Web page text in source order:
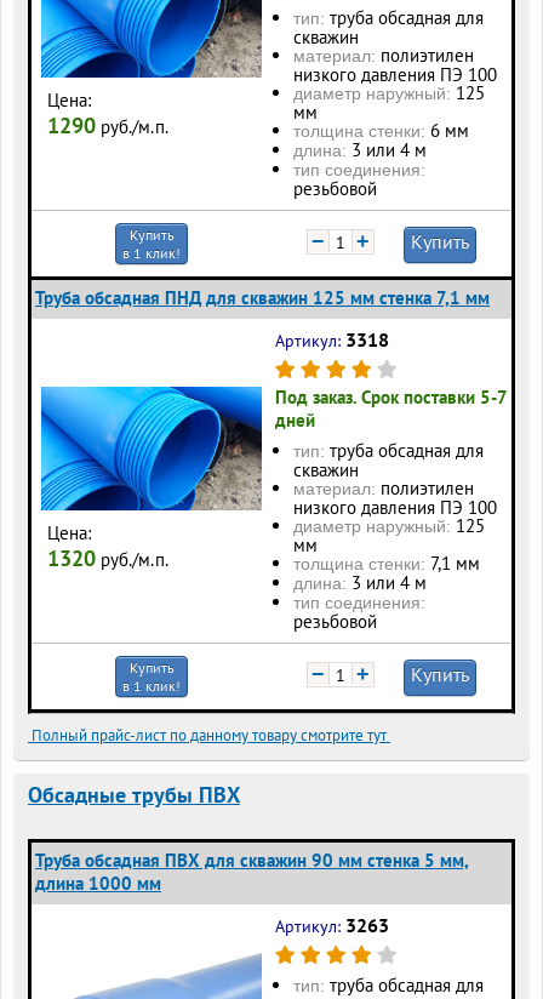
Цена:
1290 руб./м.п.
тип: труба обсадная для
скважин
материал: полиэтилен
низкого давления ПЭ 100
диаметр наружный: 125
мм
толщина стенки: 6 мм
длина: 3 или 4 м
тип соединения:
резьбовой
Купить
в 1 клик!
− + Купить
Труба обсадная ПНД для скважин 125 мм стенка 7,1 мм
Цена:
1320 руб./м.п.
Артикул: 3318
Под заказ. Срок поставки 5-7
дней
тип: труба обсадная для
скважин
материал: полиэтилен
низкого давления ПЭ 100
диаметр наружный: 125
мм
толщина стенки: 7,1 мм
длина: 3 или 4 м
тип соединения:
резьбовой
Купить
в 1 клик!
− + Купить
Полный прайс-лист по данному товару смотрите тут
Обсадные трубы ПВХ
Труба обсадная ПВХ для скважин 90 мм стенка 5 мм,
длина 1000 мм
Артикул: 3263
тип: труба обсадная для